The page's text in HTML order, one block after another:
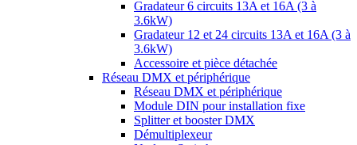
Gradateur 6 circuits 13A et 16A (3 à
3.6kW)
Gradateur 12 et 24 circuits 13A et 16A (3 à
3.6kW)
Accessoire et pièce détachée
Réseau DMX et périphérique
Réseau DMX et périphérique
Module DIN pour installation fixe
Splitter et booster DMX
Démultiplexeur